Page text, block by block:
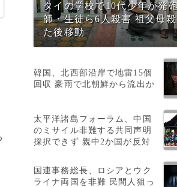
タイの学校で10代少年が発
師・生徒ら6人殺害 祖父母殺
た後移動
韓国、北西部沿岸で地雷15個
回収 豪雨で北朝鮮から流出か
太平洋諸島フォーラム、中国
のミサイル非難する共同声明
採択できず 親中2か国が反対
国連事務総長、ロシアとウク
ライナ両国を非難 民間人狙っ